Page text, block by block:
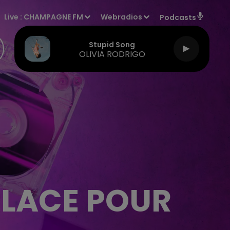
Live : CHAMPAGNE FM Webradios Podcasts
Stupid Song
OLIVIA RODRIGO
POUR